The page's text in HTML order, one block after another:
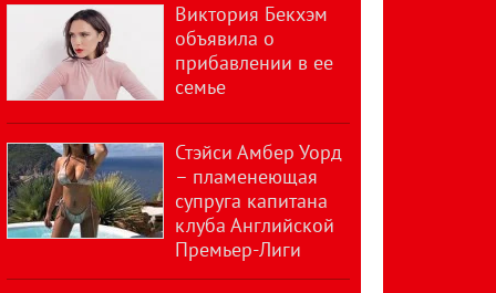
Виктория Бекхэм
объявила о
прибавлении в ее
семье
Стэйси Амбер Уорд
– пламенеющая
супруга капитана
клуба Английской
Премьер-Лиги